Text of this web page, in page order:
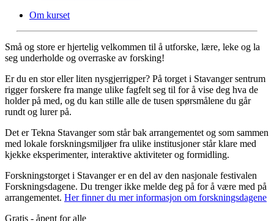
Om kurset
Små og store er hjertelig velkommen til å utforske, lære, leke og la
seg underholde og overraske av forsking!
Er du en stor eller liten nysgjerrigper? På torget i Stavanger sentrum
rigger forskere fra mange ulike fagfelt seg til for å vise deg hva de
holder på med, og du kan stille alle de tusen spørsmålene du går
rundt og lurer på.
Det er Tekna Stavanger som står bak arrangementet og som sammen
med lokale forskningsmiljøer fra ulike institusjoner står klare med
kjekke eksperimenter, interaktive aktiviteter og formidling.
Forskningstorget i Stavanger er en del av den nasjonale festivalen
Forskningsdagene. Du trenger ikke melde deg på for å være med på
arrangementet. Her finner du mer informasjon om forskningsdagene
Gratis - åpent for alle